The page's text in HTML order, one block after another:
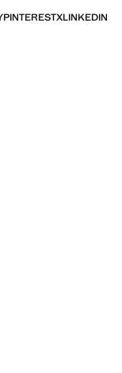
PINTERESTXLINKEDIN